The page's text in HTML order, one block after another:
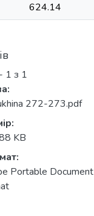
624.14
1 з 1
272-273.pdf
KB
Portable Document